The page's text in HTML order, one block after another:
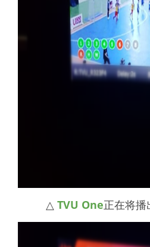
△ TVU One正在将播